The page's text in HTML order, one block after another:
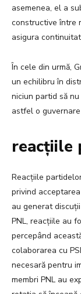
asemenea, el a
constructive între
asigura
În cele din urmă,
un echilibru în
niciun partid să
astfel o
reacțiile
Reacțiile
privind
au generat
PNL, reacțiile au
percepând
colaborarea cu
necesară pentru
membri PNL au